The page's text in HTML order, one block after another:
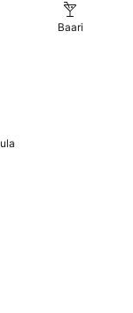
Baari